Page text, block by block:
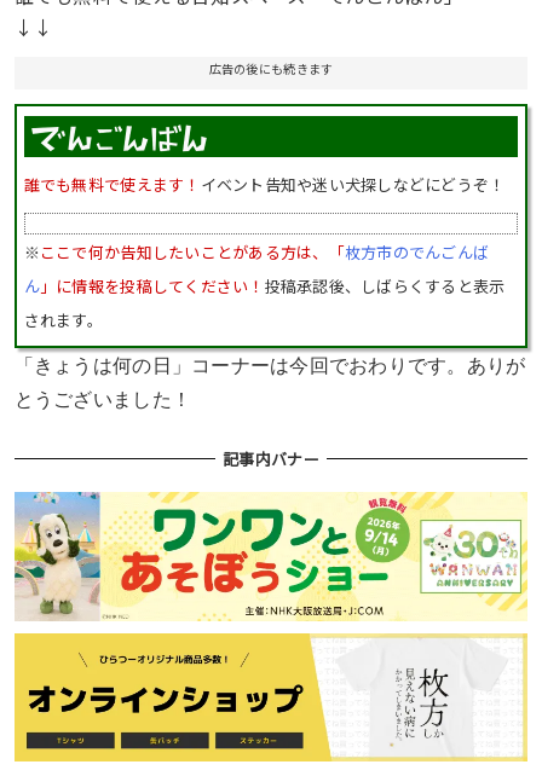
↓↓
広告の後にも続きます
誰でも無料で使えます！ イベント告知や迷い犬探しなどにどうぞ！
※ ここで何か告知したいことがある方は、「枚方市のでんごんば
ん」に情報を投稿してください！ 投稿承認後、しばらくすると表示
されます。
「きょうは何の日」コーナーは今回でおわりです。ありが
とうございました！
記事内バナー